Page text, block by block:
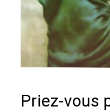
Priez-vous